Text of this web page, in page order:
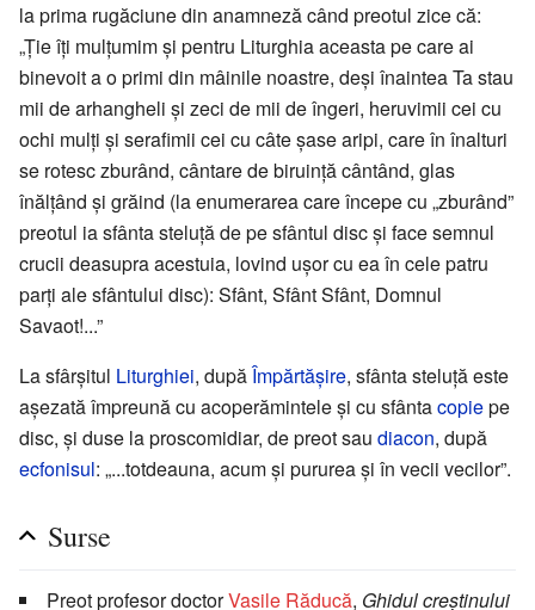
la prima rugăciune din anamneză când preotul zice că:
„Ție îți mulțumim și pentru Liturghia aceasta pe care ai
binevoit a o primi din mâinile noastre, deși înaintea Ta stau
mii de arhangheli și zeci de mii de îngeri, heruvimii cei cu
ochi mulți și serafimii cei cu câte șase aripi, care în înalturi
se rotesc zburând, cântare de biruință cântând, glas
înălțând și grăind (la enumerarea care începe cu „zburând”
preotul ia sfânta steluță de pe sfântul disc și face semnul
crucii deasupra acestuia, lovind ușor cu ea în cele patru
parți ale sfântului disc): Sfânt, Sfânt Sfânt, Domnul
Savaot!...”
La sfârșitul Liturghiei, dupăÎmpărtășire, sfânta steluță este
așezată împreună cu acoperămintele și cu sfântacopiepe
disc, și duse la proscomidiar, de preot sau diacon, după
ecfonisul: „...totdeauna, acum și pururea și în vecii vecilor”.
Surse
Preot profesor doctorVasile Răducă, Ghidul creștinului